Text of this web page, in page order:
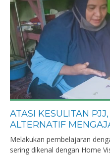
ATASI KESULITAN
ALTERNATIF
Melakukan pembelajaran
sering dikenal dengan Home